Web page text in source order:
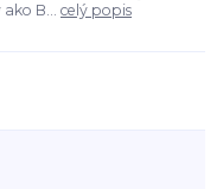
B... celý popis